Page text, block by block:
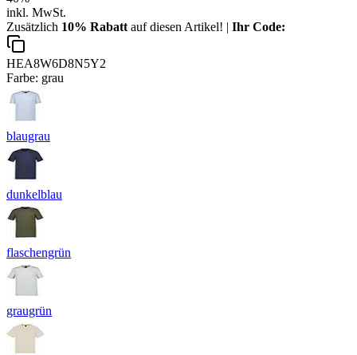
inkl. MwSt.
Zusätzlich 10% Rabatt auf diesen Artikel! | Ihr Code:
HEA8W6D8N5Y2
Farbe: grau
blaugrau
dunkelblau
flaschengrün
graugrün